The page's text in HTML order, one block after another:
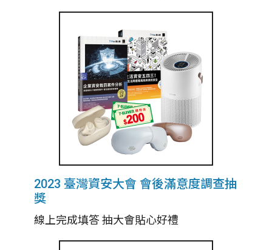
2023 臺灣資安大會 會後滿意度調查抽
獎
線上完成填答 抽大會貼心好禮